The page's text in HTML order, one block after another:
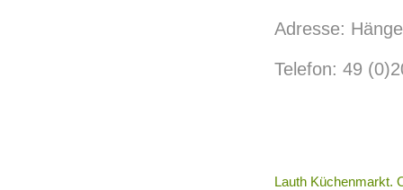
Adresse:
Telefon: 49
Lauth Küchenmarkt.